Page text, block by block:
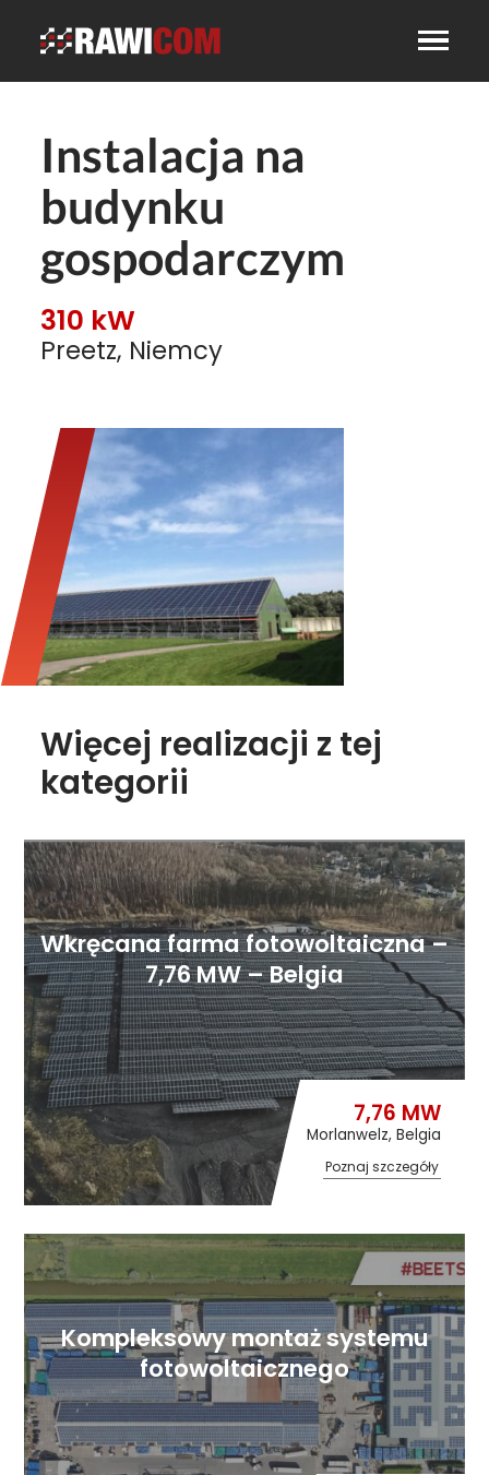
Instalacja na
budynku
gospodarczym
310 kW
Preetz, Niemcy
Więcej realizacji z tej
kategorii
Wkręcana farma fotowoltaiczna –
7,76 MW – Belgia
7,76 MW
Morlanwelz, Belgia
Poznaj szczegóły
Kompleksowy montaż systemu
fotowoltaicznego